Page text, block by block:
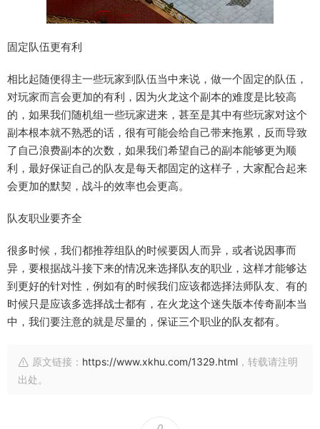
固定队伍更有利
相比起随便得主一些玩家到队伍当中来说，做一个固定的队伍，
对玩家而言会更加的有利，因为火龙这个副本的难度是比较高
的，如果我们随机组一些玩家进来，甚至是其中有些玩家对这个
副本根本就不熟悉的话，很有可能会给自己带来拖累，反而导致
了自己浪费副本的次数，如果我们希望自己的副本能够更为顺
利，最好保证自己的队友是每天都固定的这样子，大家配合起来
会更加的默契，战斗的效率也会更高。
队友职业要齐全
很多时候，我们都推荐组队的时候要因人而异，或者说因事而
异，要根据战斗接下来的情况来选择队友的职业，这样才能够达
到更好的针对性，例如有的时候我们应该都选择法师队友、有的
时候只是应该多选择战士都有，在火龙这个迷失版本传奇副本当
中，我们要注意的就是尽量的，保证三个职业的队友都有。
原文链接： https://www.xkhu.com/1329.html ，转载请注明
出处。